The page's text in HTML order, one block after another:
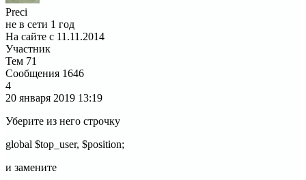
Preci
не в сети 1 год
На сайте с 11.11.2014
Участник
Тем 71
Сообщения 1646
4
20 января 2019 13:19
Уберите из него строчку
global $top_user, $position;
и замените